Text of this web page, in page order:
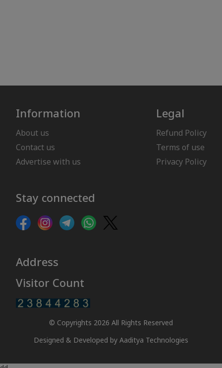
Information
About us
Contact us
Advertise with us
Legal
Refund Policy
Terms of use
Privacy Policy
Stay connected
Address
Visitor Count
© Copyrights 2026 All Rights Reserved
Designed & Developed by Aaditya Technologies